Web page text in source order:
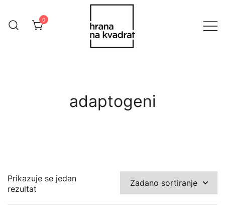
content
0
adaptogeni
Prikazuje se jedan
rezultat